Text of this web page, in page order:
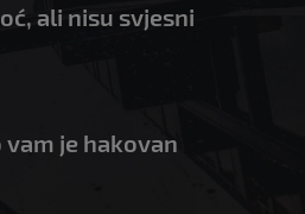
ali nisu svjesni
je hakovan